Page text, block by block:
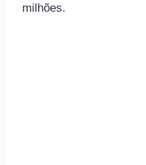
milhões.